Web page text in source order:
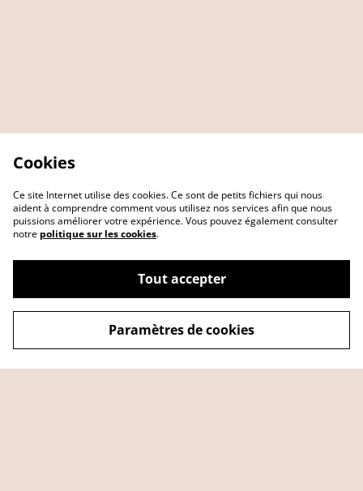
Cookies
Ce site Internet utilise des cookies. Ce sont de petits fichiers qui nous
aident à comprendre comment vous utilisez nos services afin que nous
puissions améliorer votre expérience. Vous pouvez également consulter
notre politique sur les cookies.
Tout accepter
Paramètres de cookies